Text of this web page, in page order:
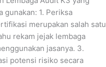
gunakan: 1. Periksa
merupakan salah satu
rekam jejak lembaga
jasanya. 3.
potensi risiko secara